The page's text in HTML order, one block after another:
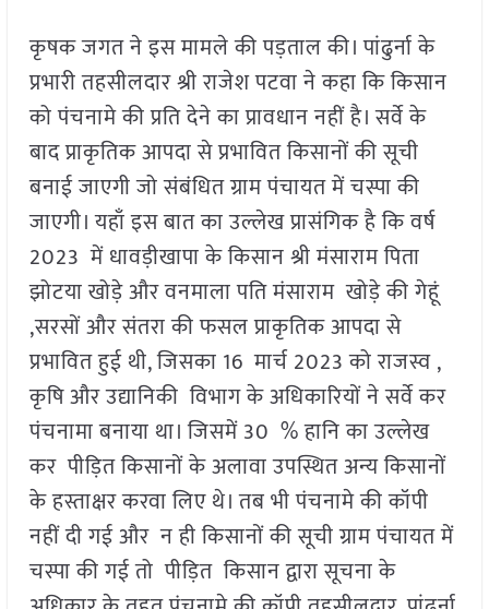
कृषक जगत ने इस मामले की पड़ताल की। पांढुर्ना के
प्रभारी तहसीलदार श्री राजेश पटवा ने कहा कि किसान
को पंचनामे की प्रति देने का प्रावधान नहीं है। सर्वे के
बाद प्राकृतिक आपदा से प्रभावित किसानों की सूची
बनाई जाएगी जो संबंधित ग्राम पंचायत में चस्पा की
जाएगी। यहाँ इस बात का उल्लेख प्रासंगिक है कि वर्ष
2023 में धावड़ीखापा के किसान श्री मंसाराम पिता
झोटया खोड़े और वनमाला पति मंसाराम खोड़े की गेहूं
,सरसों और संतरा की फसल प्राकृतिक आपदा से
प्रभावित हुई थी, जिसका 16 मार्च 2023 को राजस्व ,
कृषि और उद्यानिकी विभाग के अधिकारियों ने सर्वे कर
पंचनामा बनाया था। जिसमें 30 % हानि का उल्लेख
कर पीड़ित किसानों के अलावा उपस्थित अन्य किसानों
के हस्ताक्षर करवा लिए थे। तब भी पंचनामे की कॉपी
नहीं दी गई और न ही किसानों की सूची ग्राम पंचायत में
चस्पा की गई तो पीड़ित किसान द्वारा सूचना के